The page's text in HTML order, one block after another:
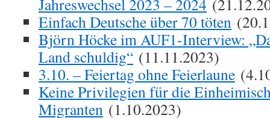
Jahreswechsel 2023 – 2024
Einfach Deutsche über 70 töten
Björn Höcke im AUF1-Interview:
Land schuldig“ (11.11.2023)
3.10. – Feiertag ohne Feierlaune
Keine Privilegien für die
Migranten (1.10.2023)